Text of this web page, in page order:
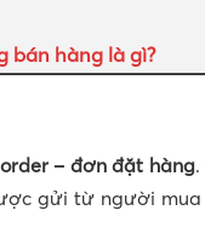
bán hàng là gì?
– đơn đặt hàng.
gửi từ người mua